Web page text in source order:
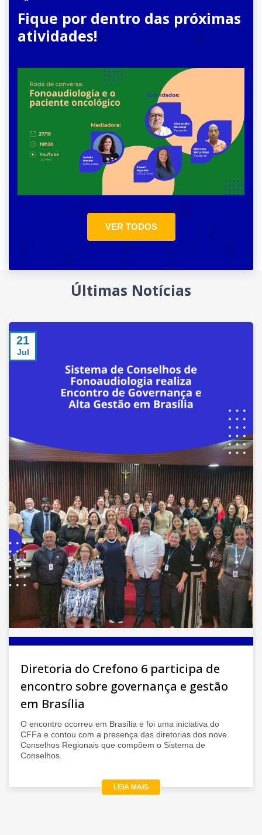
Fique por dentro das próximas
atividades!
VER TODOS
Últimas Notícias
21
Jul
Diretoria do Crefono 6 participa de
encontro sobre governança e gestão
em Brasília
O encontro ocorreu em Brasília e foi uma iniciativa do
CFFa e contou com a presença das diretorias dos nove
Conselhos Regionais que compõem o Sistema de
Conselhos.
LEIA MAIS